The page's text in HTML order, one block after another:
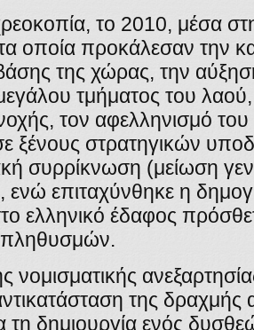
το 2010, μέσα
οποία προκάλεσαν την
της χώρας, την
τμήματος του λαού,
τον αφελληνισμό
ξένους στρατηγικών
συρρίκνωση (μείωση
ενώ επιταχύνθηκε η
ελληνικό έδαφος
νομισματικής
της δραχμής
δημιουργία ενός